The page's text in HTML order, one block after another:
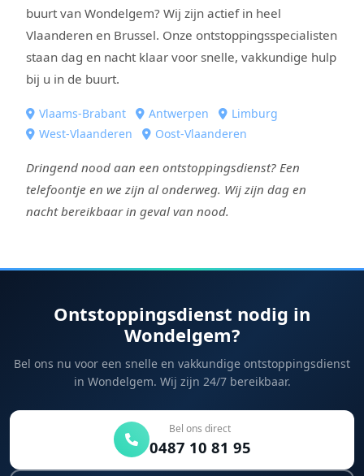
buurt van Wondelgem? Wij zijn actief in heel
Vlaanderen en Brussel. Onze ontstoppingsspecialisten
staan dag en nacht klaar voor snelle, vakkundige hulp
bij u in de buurt.
Vlaams-Brabant Antwerpen
Limburg
West-Vlaanderen
Oost-Vlaanderen
Dringend nood aan een ontstoppingsdienst? Een
telefoontje en we zijn al onderweg. Wij zijn dag en
nacht bereikbaar in geval van nood.
Ontstoppingsdienst nodig in
Wondelgem?
Bel ons nu voor een snelle en vakkundige ontstoppingsdienst
in Wondelgem. Wij zijn 24/7 bereikbaar.
Bel ons direct
0487 10 81 95